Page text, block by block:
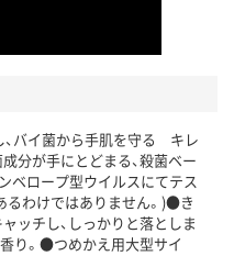
、バイ菌から手肌を守る キレ
分が手にとどまる、殺菌ベー
ベロープ型ウイルスにてテス
るわけではありません。)●き
ッチし、しっかりと落としま
り。●つめかえ用大型サイ